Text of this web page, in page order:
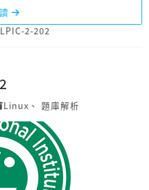
LPIC-2-202
Linux 、 題庫解析